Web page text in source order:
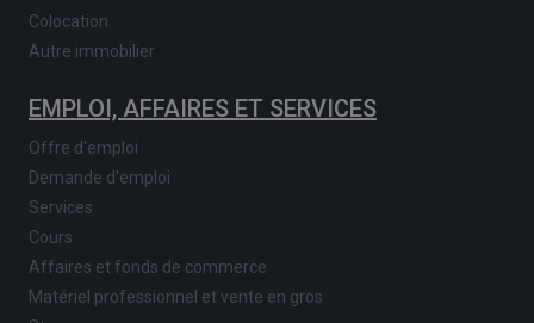
Colocation
Autre immobilier
EMPLOI, AFFAIRES ET SERVICES
Offre d'emploi
Demande d'emploi
Services
Cours
Affaires et fonds de commerce
Matériel professionnel et vente en gros